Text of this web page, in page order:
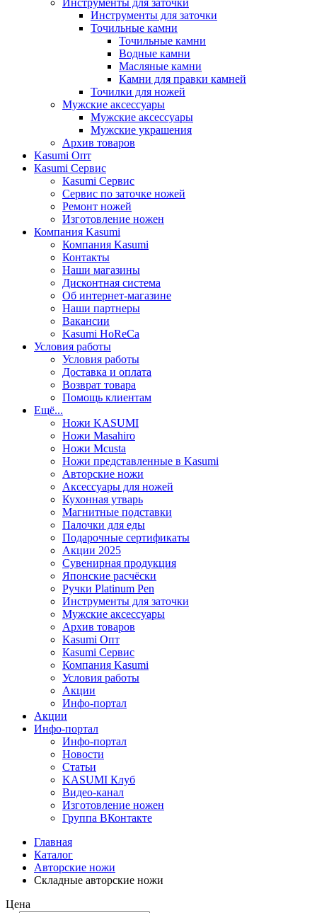
Инструменты для заточки
Точильные камни
Точильные камни
Водные камни
Масляные камни
Камни для правки камней
Точилки для ножей
Мужские аксессуары
Мужские аксессуары
Мужские украшения
Архив товаров
Kasumi Опт
Кasumi Сервис
Кasumi Сервис
Сервис по заточке ножей
Ремонт ножей
Изготовление ножен
Компания Kasumi
Компания Kasumi
Контакты
Наши магазины
Дисконтная система
Об интернет-магазине
Наши партнеры
Вакансии
Kasumi HoReCa
Условия работы
Условия работы
Доставка и оплата
Возврат товара
Помощь клиентам
Ещё...
Ножи KASUMI
Ножи Masahiro
Ножи Mcusta
Ножи представленные в Kasumi
Авторские ножи
Аксессуары для ножей
Кухонная утварь
Магнитные подставки
Палочки для еды
Подарочные сертификаты
Акции 2025
Сувенирная продукция
Японские расчёски
Ручки Platinum Pen
Инструменты для заточки
Мужские аксессуары
Архив товаров
Kasumi Опт
Кasumi Сервис
Компания Kasumi
Условия работы
Акции
Инфо-портал
Акции
Инфо-портал
Инфо-портал
Новости
Статьи
KASUMI Клуб
Видео-канал
Изготовление ножен
Группа ВКонтакте
Главная
Каталог
Авторские ножи
Складные авторские ножи
Цена